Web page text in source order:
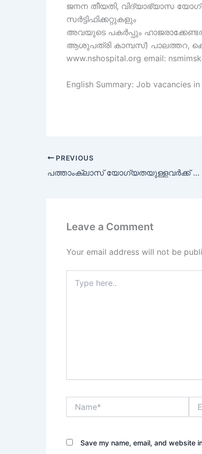
ജനന തീയതി, വിദ്യാഭ്യാസ
സർട്ടിഫിക്കറ്റുകളും
അവയുടെ പകർപ്പും
ആശുപത്രി കാമ്പസ്) പാലത്തറ,
www.nshospital.org email:
English Summary: Job vacancies
PREVIOUS
പത്താംക്ലാസ് യോഗ്യതയുള്ളവർക്ക് ദേവസ്വം ബോർഡിൽ ജോലി നേടാം | Devaswom Board job vacancy for 10th Passed Candidates
Leave a Comment
Your email address will not be
here..
Save my name, email, and website